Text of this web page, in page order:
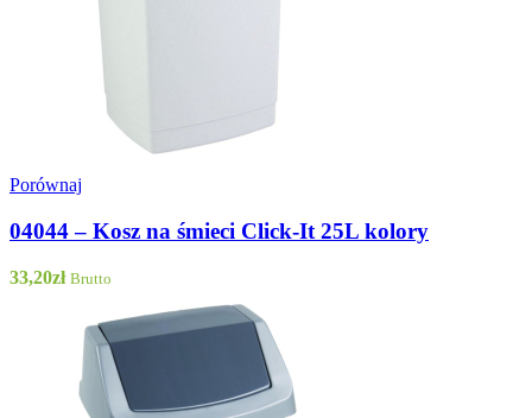
Porównaj
04044 – Kosz na śmieci Click-It 25L kolory
33,20zł Brutto